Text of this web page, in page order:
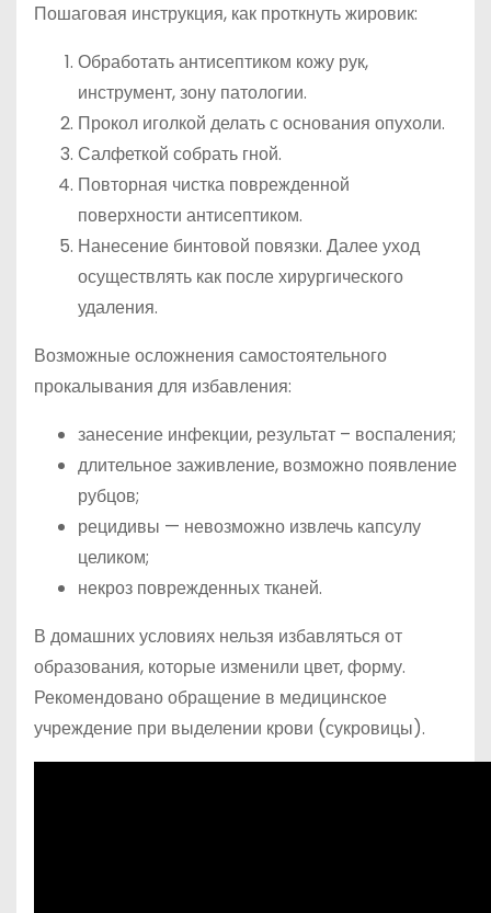
Пошаговая инструкция, как проткнуть жировик:
Обработать антисептиком кожу рук,
инструмент, зону патологии.
Прокол иголкой делать с основания опухоли.
Салфеткой собрать гной.
Повторная чистка поврежденной
поверхности антисептиком.
Нанесение бинтовой повязки. Далее уход
осуществлять как после хирургического
удаления.
Возможные осложнения самостоятельного
прокалывания для избавления:
занесение инфекции, результат – воспаления;
длительное заживление, возможно появление
рубцов;
рецидивы — невозможно извлечь капсулу
целиком;
некроз поврежденных тканей.
В домашних условиях нельзя избавляться от
образования, которые изменили цвет, форму.
Рекомендовано обращение в медицинское
учреждение при выделении крови (сукровицы).